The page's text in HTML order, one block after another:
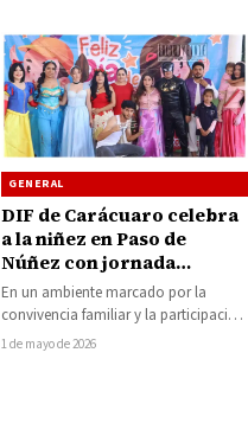
GENERAL
DIF de Carácuaro celebra
a la niñez en Paso de
Núñez con jornada
recreativa
En un ambiente marcado por la
convivencia familiar y la participación
comunitaria, la localidad de Paso de
1 de mayo de 2026